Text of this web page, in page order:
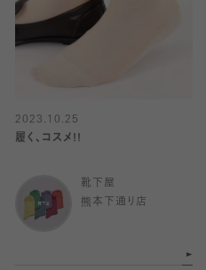
2023.10.25
履く、コスメ!!
靴下屋
熊本下通り店